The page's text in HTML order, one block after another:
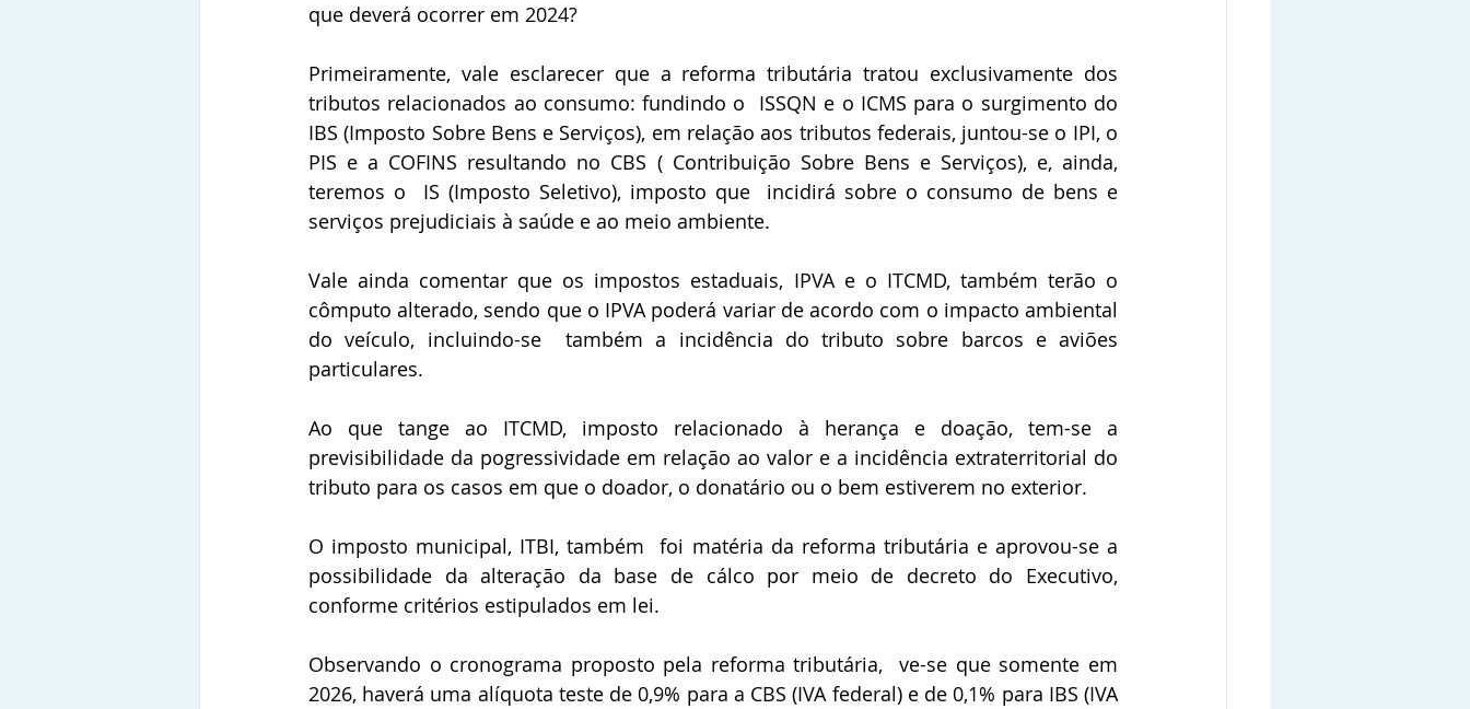
que deverá ocorrer em 2024?
Primeiramente, vale esclarecer que a reforma tributária tratou exclusivamente dos
tributos relacionados ao consumo: fundindo o  ISSQN e o ICMS para o surgimento do
IBS (Imposto Sobre Bens e Serviços), em relação aos tributos federais, juntou-se o IPI, o
PIS e a COFINS resultando no CBS ( Contribuição Sobre Bens e Serviços), e, ainda,
teremos o  IS (Imposto Seletivo), imposto que  incidirá sobre o consumo de bens e
serviços prejudiciais à saúde e ao meio ambiente.
Vale ainda comentar que os impostos estaduais, IPVA e o ITCMD, também terão o
cômputo alterado, sendo que o IPVA poderá variar de acordo com o impacto ambiental
do veículo, incluindo-se  também a incidência do tributo sobre barcos e aviões
particulares.
Ao que tange ao ITCMD, imposto relacionado à herança e doação, tem-se a
previsibilidade da pogressividade em relação ao valor e a incidência extraterritorial do
tributo para os casos em que o doador, o donatário ou o bem estiverem no exterior.
O imposto municipal, ITBI, também  foi matéria da reforma tributária e aprovou-se a
possibilidade da alteração da base de cálco por meio de decreto do Executivo,
conforme critérios estipulados em lei.
Observando o cronograma proposto pela reforma tributária,  ve-se que somente em
2026, haverá uma alíquota teste de 0,9% para a CBS (IVA federal) e de 0,1% para IBS (IVA